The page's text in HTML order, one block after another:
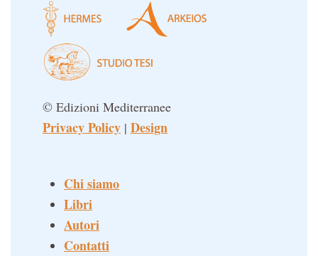
© Edizioni Mediterranee
Privacy Policy | Design
Chi siamo
Libri
Autori
Contatti